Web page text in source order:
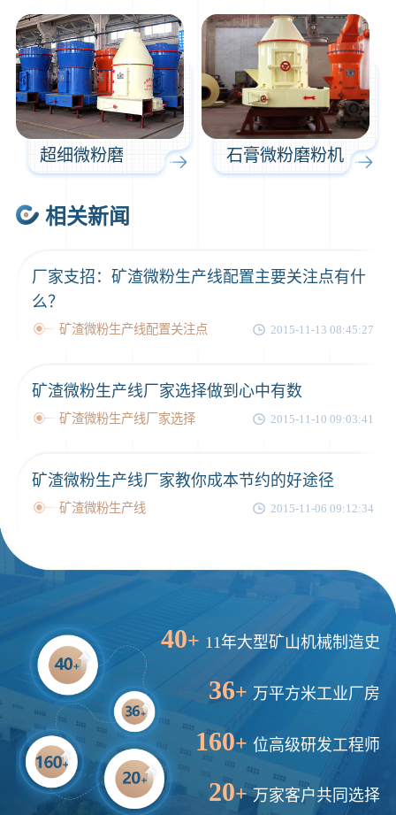
超细微粉磨 石膏微粉磨粉机
相关新闻
厂家支招：矿渣微粉生产线配置主要关注点有什
么？
矿渣微粉生产线配置关注点 2015-11-13 08:45:27
矿渣微粉生产线厂家选择做到心中有数
矿渣微粉生产线厂家选择 2015-11-10 09:03:41
矿渣微粉生产线厂家教你成本节约的好途径
矿渣微粉生产线 2015-11-06 09:12:34
40+ 11年大型矿山机械制造史
36+ 万平方米工业厂房
160+ 位高级研发工程师
20+ 万家客户共同选择